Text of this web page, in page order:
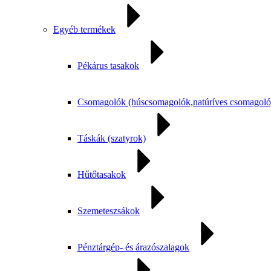
Egyéb termékek
Pékárus tasakok
Csomagolók (húscsomagolók,natúríves
Táskák (szatyrok)
Hűtőtasakok
Szemeteszsákok
Pénztárgép- és árazószalagok